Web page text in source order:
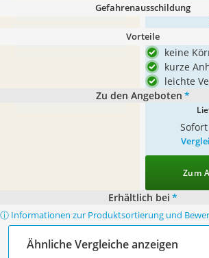
Gefahrenausschildung
Vorteile
keine
kurze
leichte
Zu den Angeboten *
Zum
Erhältlich bei *
ⓘ Informationen zur Produktsortierung und
Ähnliche Vergleiche anzeigen